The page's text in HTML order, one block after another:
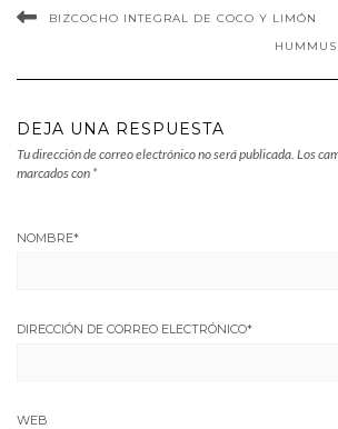
BIZCOCHO INTEGRAL DE COCO Y LIMÓN
DEJA UNA RESPUESTA
Tu dirección de correo electrónico no será publicada. Los
marcados con *
NOMBRE*
DIRECCIÓN DE CORREO ELECTRÓNICO*
WEB